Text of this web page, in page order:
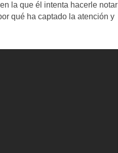
la que él intenta hacerle notar
qué ha captado la atención y